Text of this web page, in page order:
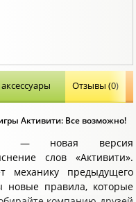
Отзывы (0)
Активити: Все возможно!
— новая версия
слов «Активити».
механику предыдущего
новые правила, которые